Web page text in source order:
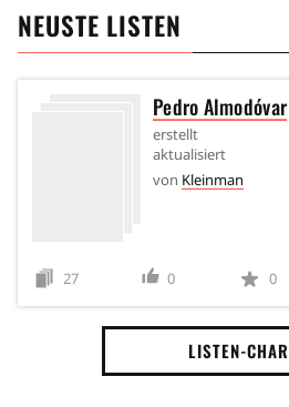
NEUSTE LISTEN
Pedro Almodóvar
erstellt
aktualisiert
von Kleinman
27 0 0
LISTEN-